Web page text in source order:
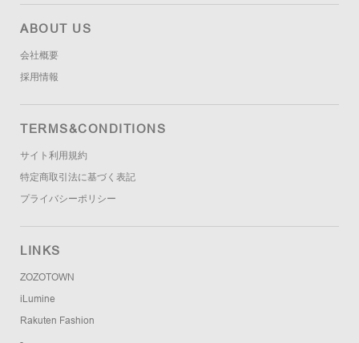
ABOUT US
会社概要
採用情報
TERMS&CONDITIONS
サイト利用規約
特定商取引法に基づく表記
プライバシーポリシー
LINKS
ZOZOTOWN
iLumine
Rakuten Fashion